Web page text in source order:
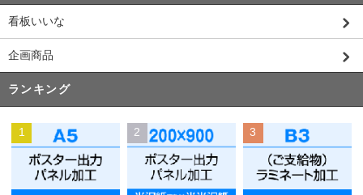
看板いいな
企画商品
ランキング
1 2 3